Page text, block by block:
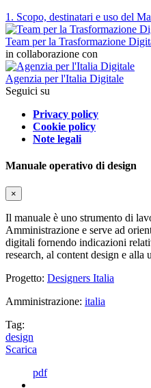
1. Scopo, destinatari e uso del
Team per la Trasformazione
in collaborazione con
Agenzia per l'Italia Digitale
Seguici su
Privacy policy
Cookie policy
Note legali
Manuale operativo di design
×
Il manuale è uno strumento di
Amministrazione e serve ad
digitali fornendo indicazioni
research, al content design e alla
Progetto: Designers Italia
Amministrazione: italia
Tag:
design
Scarica
pdf